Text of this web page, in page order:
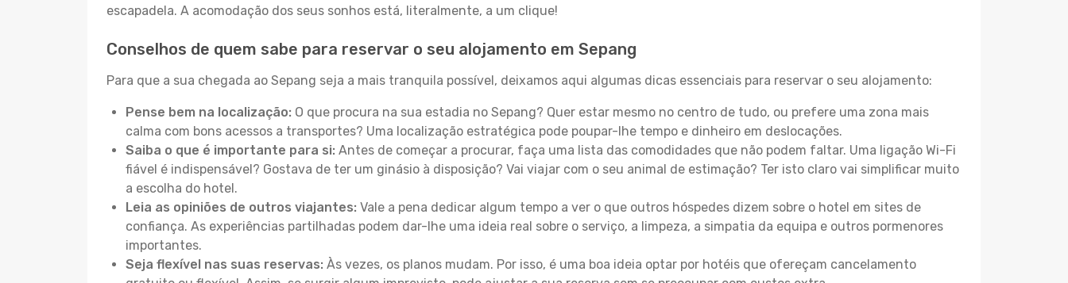
escapadela. A acomodação dos seus sonhos está, literalmente, a um clique!
Conselhos de quem sabe para reservar o seu alojamento em Sepang
Para que a sua chegada ao Sepang seja a mais tranquila possível, deixamos aqui algumas dicas essenciais para reservar o seu alojamento:
Pense bem na localização: O que procura na sua estadia no Sepang? Quer estar mesmo no centro de tudo, ou prefere uma zona mais
calma com bons acessos a transportes? Uma localização estratégica pode poupar-lhe tempo e dinheiro em deslocações.
Saiba o que é importante para si: Antes de começar a procurar, faça uma lista das comodidades que não podem faltar. Uma ligação Wi-Fi
fiável é indispensável? Gostava de ter um ginásio à disposição? Vai viajar com o seu animal de estimação? Ter isto claro vai simplificar muito
a escolha do hotel.
Leia as opiniões de outros viajantes: Vale a pena dedicar algum tempo a ver o que outros hóspedes dizem sobre o hotel em sites de
confiança. As experiências partilhadas podem dar-lhe uma ideia real sobre o serviço, a limpeza, a simpatia da equipa e outros pormenores
importantes.
Seja flexível nas suas reservas: Às vezes, os planos mudam. Por isso, é uma boa ideia optar por hotéis que ofereçam cancelamento